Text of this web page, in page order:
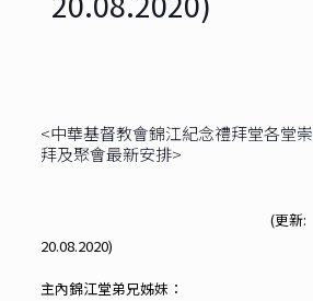
<中華基督教會錦江紀念禮拜堂各堂崇
拜及聚會最新安排>
(更新:
20.08.2020)
主內錦江堂弟兄姊妹：